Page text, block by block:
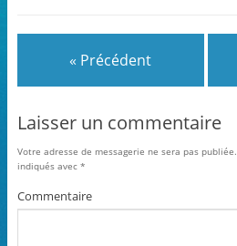
« Précédent
Laisser un commentaire
Votre adresse de messagerie ne sera pas publiée.
indiqués avec *
Commentaire